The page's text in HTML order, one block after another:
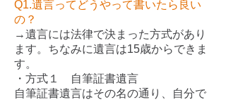
Q1.遺言ってどうやって書いたら良い
の？
→遺言には法律で決まった方式があり
ます。ちなみに遺言は15歳からできま
す。
・方式１ 自筆証書遺言
自筆証書遺言はその名の通り、自分で